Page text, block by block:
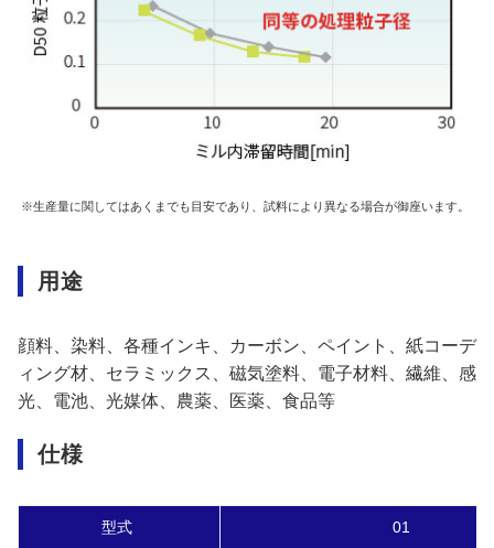
※生産量に関してはあくまでも目安であり、試料により異なる場合が御座います。
用途
顔料、染料、各種インキ、カーボン、ペイント、紙コーデ
ィング材、セラミックス、磁気塗料、電子材料、繊維、感
光、電池、光媒体、農薬、医薬、食品等
仕様
型式 01